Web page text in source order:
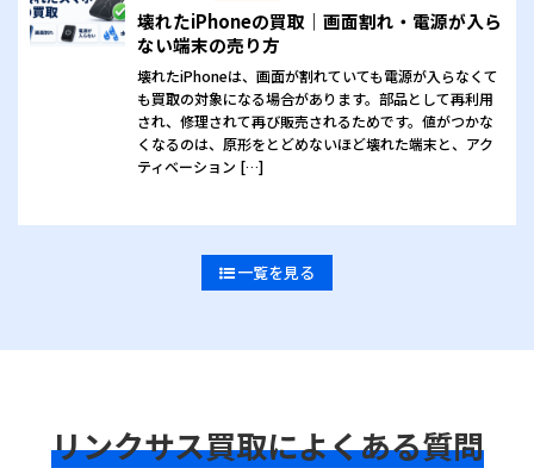
壊れたiPhoneの買取｜画面割れ・電源が入ら
ない端末の売り方
壊れたiPhoneは、画面が割れていても電源が入らなくて
も買取の対象になる場合があります。部品として再利用
され、修理されて再び販売されるためです。値がつかな
くなるのは、原形をとどめないほど壊れた端末と、アク
ティベーション […]
一覧を見る
リンクサス買取によくある質問